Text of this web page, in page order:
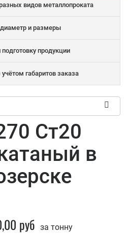
видов металлопроката
и размеры
продукции
габаритов заказа
Ст20
в
руб за тонну